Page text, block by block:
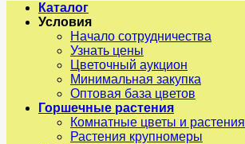
Каталог
Условия
Начало сотрудничества
Узнать цены
Цветочный аукцион
Минимальная закупка
Оптовая база цветов
Горшечные растения
Комнатные цветы и растения
Растения крупномеры